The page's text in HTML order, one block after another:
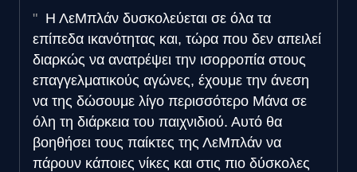
Η ΛεΜπλάν δυσκολεύεται σε όλα τα
επίπεδα ικανότητας και, τώρα που δεν απειλεί
διαρκώς να ανατρέψει την ισορροπία στους
επαγγελματικούς αγώνες, έχουμε την άνεση
να της δώσουμε λίγο περισσότερο Μάνα σε
όλη τη διάρκεια του παιχνιδιού. Αυτό θα
βοηθήσει τους παίκτες της ΛεΜπλάν να
πάρουν κάποιες νίκες και στις πιο δύσκολες